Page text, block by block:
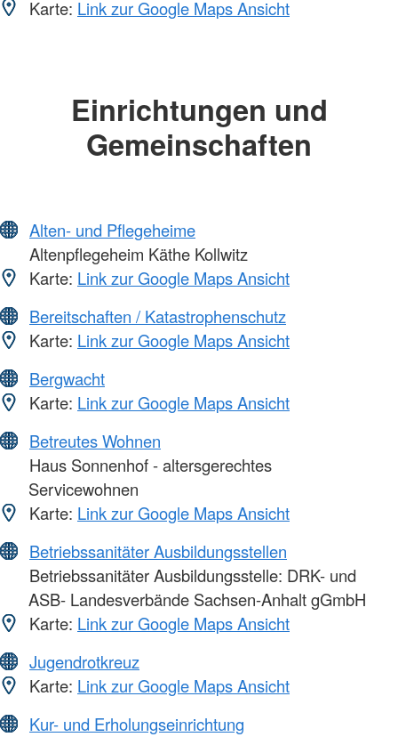
Karte: Link zur Google Maps Ansicht
Einrichtungen und
Gemeinschaften
Alten- und Pflegeheime
Altenpflegeheim Käthe Kollwitz
Karte: Link zur Google Maps Ansicht
Bereitschaften / Katastrophenschutz
Karte: Link zur Google Maps Ansicht
Bergwacht
Karte: Link zur Google Maps Ansicht
Betreutes Wohnen
Haus Sonnenhof - altersgerechtes
Servicewohnen
Karte: Link zur Google Maps Ansicht
Betriebssanitäter Ausbildungsstellen
Betriebssanitäter Ausbildungsstelle: DRK- und
ASB- Landesverbände Sachsen-Anhalt gGmbH
Karte: Link zur Google Maps Ansicht
Jugendrotkreuz
Karte: Link zur Google Maps Ansicht
Kur- und Erholungseinrichtung